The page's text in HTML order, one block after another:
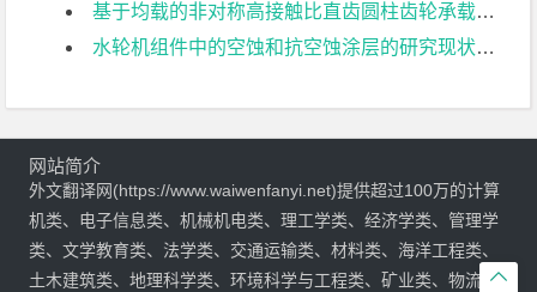
基于均载的非对称高接触比直齿圆柱齿轮承载能力研究.外文翻译资料
水轮机组件中的空蚀和抗空蚀涂层的研究现状和发展需求外文翻译资料

网站简介
外文翻译网(https://www.waiwenfanyi.net)提供超过100万的计算
机类、电子信息类、机械机电类、理工学类、经济学类、管理学
类、文学教育类、法学类、交通运输类、材料类、海洋工程类、
土木建筑类、地理科学类、环境科学与工程类、矿业类、物流管